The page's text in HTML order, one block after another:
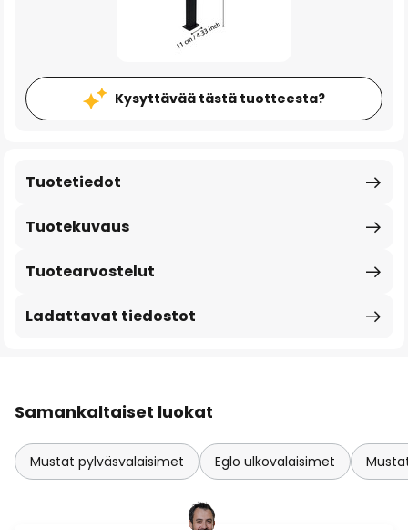
Kysyttävää tästä tuotteesta?
Tuotekuvaus
Tuotetiedot
Tuotearvostelut
Ladattavat tiedostot
Samankaltaiset luokat
Mustat pylväsvalaisimet Eglo ulkovalaisimet